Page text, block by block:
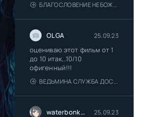
БЛАГОСЛОВЕНИЕ НЕБОЖИТЕЛЕЙ 2 СЕЗОН
OLGA 25.09.23
оцениваю этот фильм от 1
до 10 итак...10/10
офигенный!!!
ВЕДЬМИНА СЛУЖБА ДОСТАВКИ [1989]
waterbonkboy 25.09.23